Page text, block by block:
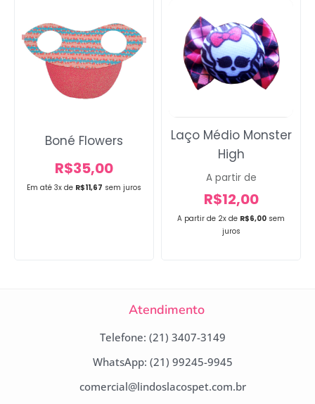
Em até 3x de R$11,67 sem juros
Boné Flowers
R$35,00
A partir de 2x de R$6,00 sem
juros
Laço Médio Monster
High
A partir de
R$12,00
Atendimento
Telefone: (21) 3407-3149
WhatsApp: (21) 99245-9945
comercial@lindoslacospet.com.br